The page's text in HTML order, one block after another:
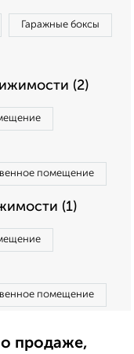
Гаражные боксы
(2)
помещение
(1)
помещение
продаже,